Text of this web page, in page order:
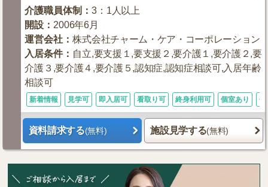
介護職員体制 ：3：1人以上
開設 ： 2006年6月
運営会社 ：株式会社チャーム・ケア・コーポレーション
入居条件： 自立,要支援１,要支援２,要介護１,要介護２,要
介護３,要介護４,要介護５,認知症,認知症相談可,入居年齢
相談可
新着情報 見学可 即入居可 看取り可 終身利用可 個室あり 体
資料請求する(無料) 施設見学する(無料)